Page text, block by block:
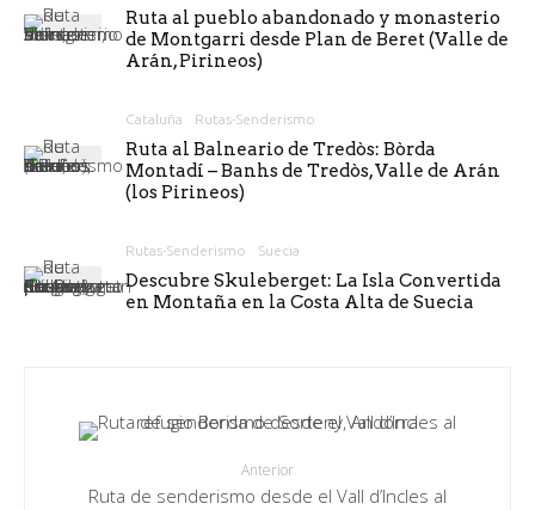
Ruta al pueblo abandonado y monasterio
de Montgarri desde Plan de Beret (Valle de
Arán, Pirineos)
Cataluña Rutas-Senderismo
Ruta al Balneario de Tredòs: Bòrda
Montadí – Banhs de Tredòs, Valle de Arán
(los Pirineos)
Rutas-Senderismo Suecia
Descubre Skuleberget: La Isla Convertida
en Montaña en la Costa Alta de Suecia
Anterior
Ruta de senderismo desde el Vall d’Incles al